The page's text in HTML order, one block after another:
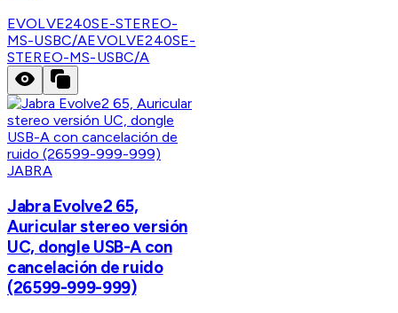
EVOLVE240SE-STEREO-
MS-USBC/AEVOLVE240SE-
STEREO-MS-USBC/A
JABRA
Jabra Evolve2 65,
Auricular stereo versión
UC, dongle USB-A con
cancelación de ruido
(26599-999-999)